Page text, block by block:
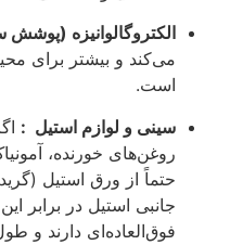
الکتروگالوانیزه
می‌کند و بیشتر برای
است.
سینی و لوازم استیل :
روغن‌های خورنده،
جانبی استیل در برابر
فوق‌العاده‌ای دارند و